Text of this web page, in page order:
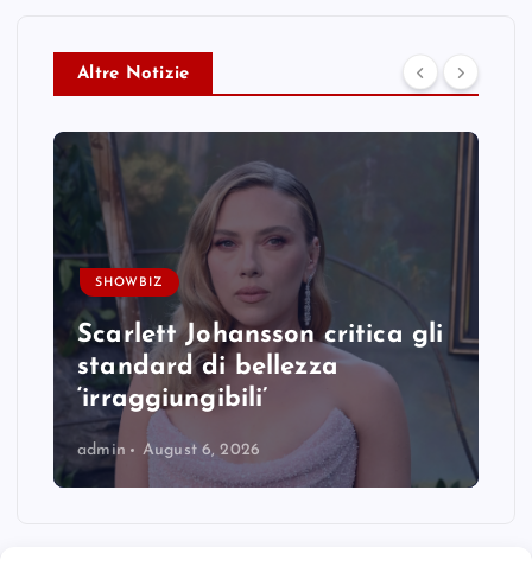
Altre Notizie
SHOWBIZ
Scarlett Johansson critica gli
standard di bellezza
‘irraggiungibili’
admin August 6, 2026